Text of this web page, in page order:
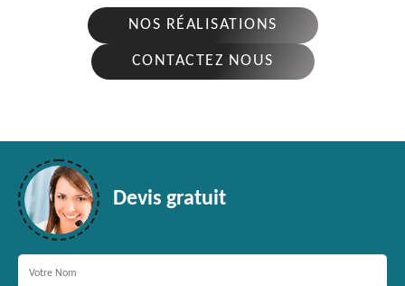
NOS RÉALISATIONS
CONTACTEZ NOUS
Devis gratuit